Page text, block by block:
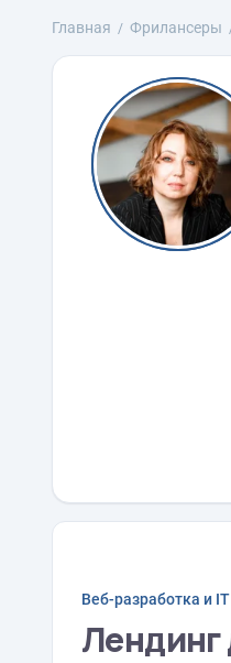
Главная Фрилансеры
Веб-разработка и IT
Лендинг